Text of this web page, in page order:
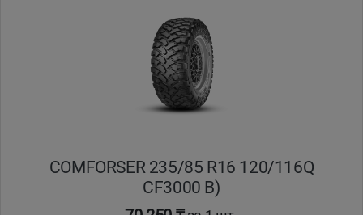
COMFORSER 235/85 R16 120/116Q
CF3000 B)